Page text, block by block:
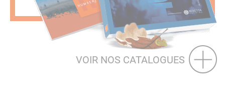
VOIR NOS CATALOGUES